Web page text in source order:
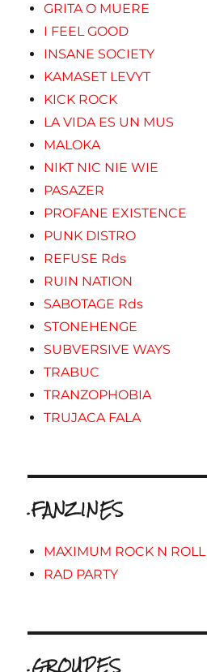
GRITA O MUERE
I FEEL GOOD
INSANE SOCIETY
KAMASET LEVYT
KICK ROCK
LA VIDA ES UN MUS
MALOKA
NIKT NIC NIE WIE
PASAZER
PROFANE EXISTENCE
PUNK DISTRO
REFUSE Rds
RUIN NATION
SABOTAGE Rds
STONEHENGE
SUBVERSIVE WAYS
TRABUC
TRANZOPHOBIA
TRUJACA FALA
.FANZINES
MAXIMUM ROCK N ROLL
RAD PARTY